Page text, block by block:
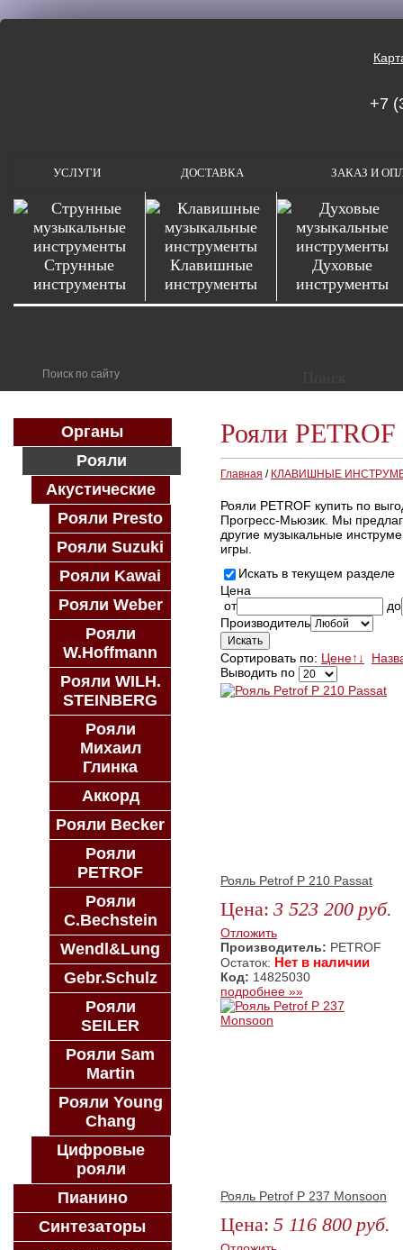
+7
УСЛУГИ ДОСТАВКА ЗАКАЗ И
Струнные
инструменты
Клавишные
инструменты
Духовые
инструменты
Рояли PETROF
Главная / КЛАВИШНЫЕ
Рояли PETROF купить по
Прогресс-Мьюзик. Мы
другие музыкальные
игры.
Искать в текущем разделе
Цена
от
до
Производитель
Сортировать по: Цене↑ ↓
Выводить по
Рояль Petrof P 210 Passat
Цена: 3 523 200 руб.
Отложить
ЗАКАЗАТЬ
Производитель: PETROF
Остаток: Нет в наличии
Код: 14825030
подробнее »»
Рояль Petrof P 237 Monsoon
Цена: 5 116 800 руб.
ЗАКАЗАТЬ
Органы
Рояли
Акустические
Рояли Presto
Рояли Suzuki
Рояли Kawai
Рояли Weber
Рояли
W.Hoffmann
Рояли WILH.
STEINBERG
Рояли
Михаил
Глинка
Аккорд
Рояли Becker
Рояли
PETROF
Рояли
C.Bechstein
Wendl&Lung
Gebr.Schulz
Рояли
SEILER
Рояли Sam
Martin
Рояли Young
Chang
Цифровые
рояли
Пианино
Синтезаторы